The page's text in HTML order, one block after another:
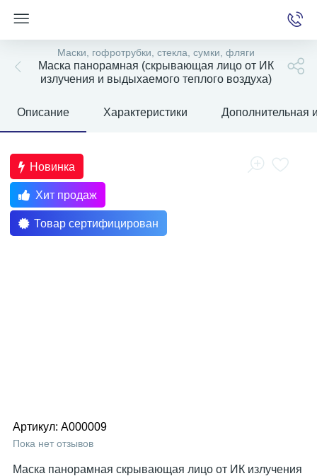
Маски, гофротрубки, стекла, сумки, фляги
Маска панорамная (скрывающая лицо от ИК
излучения и выдыхаемого теплого воздуха)
Описание Характеристики Дополнительная
Новинка
Хит продаж
Товар сертифицирован
Артикул: А000009
Пока нет отзывов
Маска панорамная скрывающая лицо от ИК излучения